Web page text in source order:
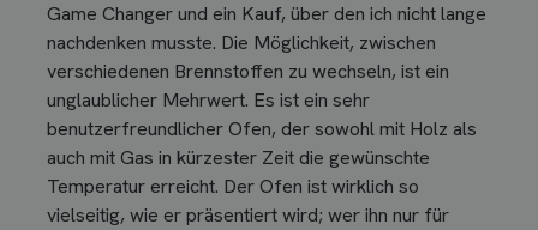
Game Changer und ein Kauf, über den ich nicht lange
nachdenken musste. Die Möglichkeit, zwischen
verschiedenen Brennstoffen zu wechseln, ist ein
unglaublicher Mehrwert. Es ist ein sehr
benutzerfreundlicher Ofen, der sowohl mit Holz als
auch mit Gas in kürzester Zeit die gewünschte
Temperatur erreicht. Der Ofen ist wirklich so
vielseitig, wie er präsentiert wird; wer ihn nur für